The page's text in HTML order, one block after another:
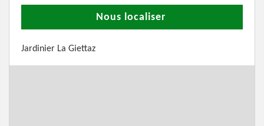
Nous localiser
Jardinier La Giettaz